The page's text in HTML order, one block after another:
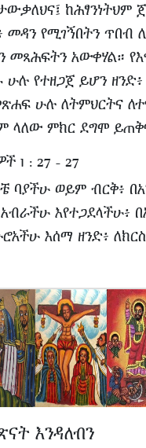
ከሕፃንነትህም
መዳን የሚገኝበትን ጥበብ
መጻሕፍትን አውቀሃል።
የተዘጋጀ ይሆን
ሁሉ ለትምህርትና
ላለው ምክር ደግሞ
1 : 27 - 27
ባያችሁ ወይም ብርቅ፥
እየተጋደላችሁ፥
እሰማ ዘንድ፥
እንዳለብን